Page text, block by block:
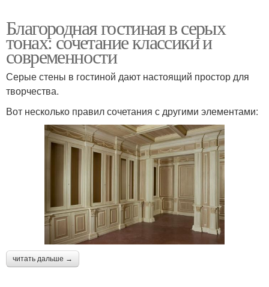
Благородная гостиная в серых
тонах: сочетание классики и
современности
Серые стены в гостиной дают настоящий простор для
творчества.
Вот несколько правил сочетания с другими элементами:
читать дальше →